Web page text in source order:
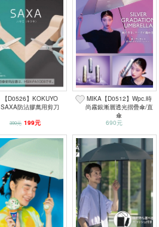
【D0526】KOKUYO
SAXA防沾膠萬用剪刀
390元 199元
MIKA【D0512】Wpc.時
尚霧銀漸層透光摺疊傘/直
傘
690元